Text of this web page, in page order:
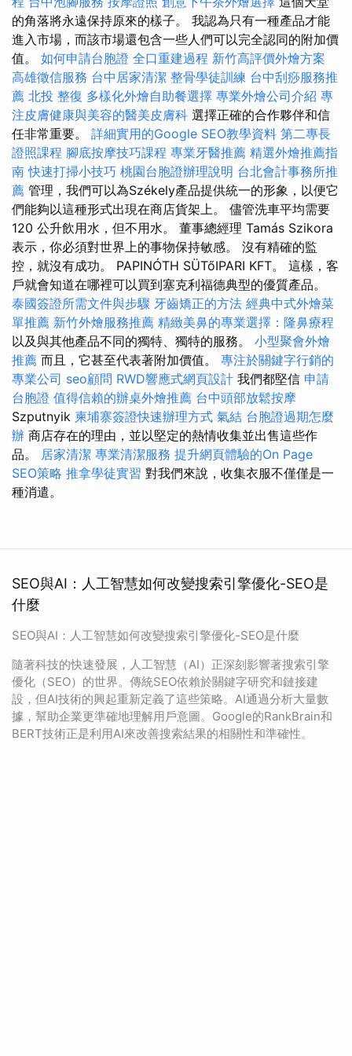
的角落將永遠保持原來的樣子。 我認為只有一種產品才能
進入市場，而該市場還包含一些人們可以完全認同的附加價
值。 如何申請台胞證 全口重建過程 新竹高評價外燴方案
高雄徵信服務 台中居家清潔 整骨學徒訓練 台中刮痧服務推
薦 北投 整復 多樣化外燴自助餐選擇 專業外燴公司介紹 專
注皮膚健康與美容的醫美皮膚科 選擇正確的合作夥伴和信
任非常重要。 詳細實用的Google SEO教學資料 第二專長
證照課程 腳底按摩技巧課程 專業牙醫推薦 精選外燴推薦指
南 快速打掃小技巧 桃園台胞證辦理說明 台北會計事務所推
薦 管理，我們可以為Székely產品提供統一的形象，以便它
們能夠以這種形式出現在商店貨架上。 儘管洗車平均需要
120 公升飲用水，但不用水。 董事總經理 Tamás Szikora
表示，你必須對世界上的事物保持敏感。 沒有精確的監
控，就沒有成功。 PAPINÓTH SÜTőIPARI KFT。 這樣，客
戶就會知道在哪裡可以買到塞克利福德典型的優質產品。
泰國簽證所需文件與步驟 牙齒矯正的方法 經典中式外燴菜
單推薦 新竹外燴服務推薦 精緻美鼻的專業選擇：隆鼻療程
以及與其他產品不同的獨特、獨特的服務。 小型聚會外燴
推薦 而且，它甚至代表著附加價值。 專注於關鍵字行銷的
專業公司 seo顧問 RWD響應式網頁設計 我們都堅信 申請
台胞證 值得信賴的辦桌外燴推薦 台中頭部放鬆按摩
Szputnyik 柬埔寨簽證快速辦理方式 氣結 台胞證過期怎麼
辦 商店存在的理由，並以堅定的熱情收集並出售這些作
品。 居家清潔 專業清潔服務 提升網頁體驗的On Page
SEO策略 推拿學徒實習 對我們來說，收集衣服不僅僅是一
種消遣。
SEO與AI：人工智慧如何改變搜索引擎優化-SEO是
什麼
SEO與AI：人工智慧如何改變搜索引擎優化-SEO是什麼
隨著科技的快速發展，人工智慧（AI）正深刻影響著搜索引擎
優化（SEO）的世界。傳統SEO依賴於關鍵字研究和鏈接建
設，但AI技術的興起重新定義了這些策略。AI通過分析大量數
據，幫助企業更準確地理解用戶意圖。Google的RankBrain和
BERT技術正是利用AI來改善搜索結果的相關性和準確性。